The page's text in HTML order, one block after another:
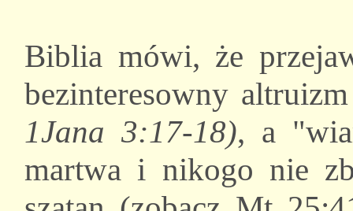
Biblia mówi, że
bezinteresowny
1Jana 3:17-18), a
martwa i nikogo nie